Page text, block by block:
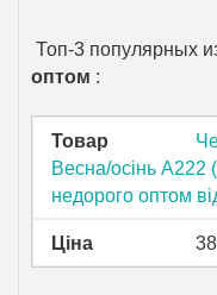
Топ-3 популярных
оптом :
Товар
Весна/осінь A222
недорого оптом
Ціна